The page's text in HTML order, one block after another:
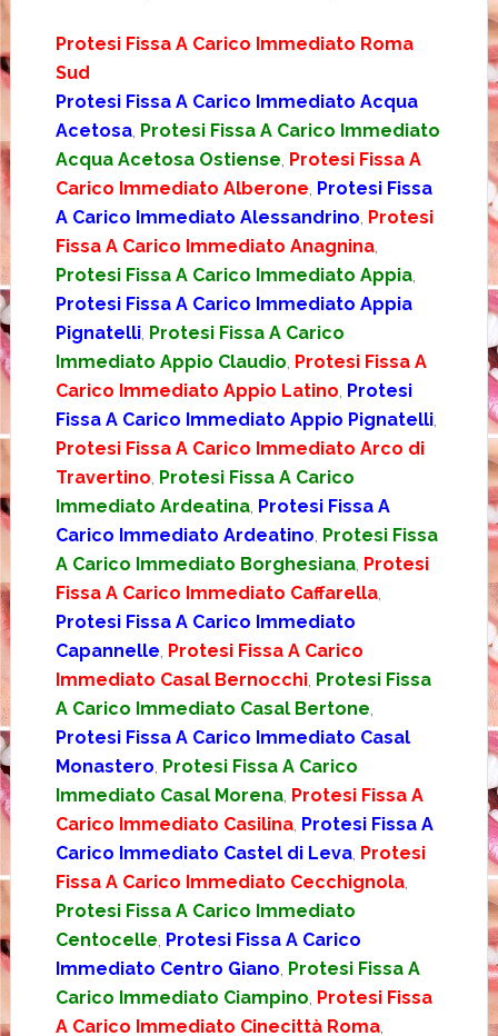
Protesi Fissa A Carico Immediato Roma
Sud
Protesi Fissa A Carico Immediato Acqua
Acetosa, Protesi Fissa A Carico Immediato
Acqua Acetosa Ostiense Protesi Fissa A
Carico Immediato Alberone Protesi Fissa
A Carico Immediato Alessandrino Protesi
Fissa A Carico Immediato Anagnina,
Protesi Fissa A Carico Immediato Appia,
Protesi Fissa A Carico Immediato Appia
Pignatelli, Protesi Fissa A Carico
Immediato Appio Claudio Protesi Fissa A
Carico Immediato Appio Latino Protesi
Fissa A Carico Immediato Appio Pignatelli,
Protesi Fissa A Carico Immediato Arco di
Travertino Protesi Fissa A Carico
Immediato Ardeatina, Protesi Fissa A
Carico Immediato Ardeatino Protesi Fissa
A Carico Immediato Borghesiana, Protesi
Fissa A Carico Immediato Caffarella,
Protesi Fissa A Carico Immediato
Capannelle Protesi Fissa A Carico
Immediato Casal Bernocchi, Protesi Fissa
A Carico Immediato Casal Bertone
Protesi Fissa A Carico Immediato Casal
Monastero Protesi Fissa A Carico
Immediato Casal Morena, Protesi Fissa A
Carico Immediato Casilina, Protesi Fissa A
Carico Immediato Castel di Leva, Protesi
Fissa A Carico Immediato Cecchignola,
Protesi Fissa A Carico Immediato
Centocelle Protesi Fissa A Carico
Immediato Centro Giano Protesi Fissa A
Carico Immediato Ciampino Protesi Fissa
A Carico Immediato Cinecittà Roma,